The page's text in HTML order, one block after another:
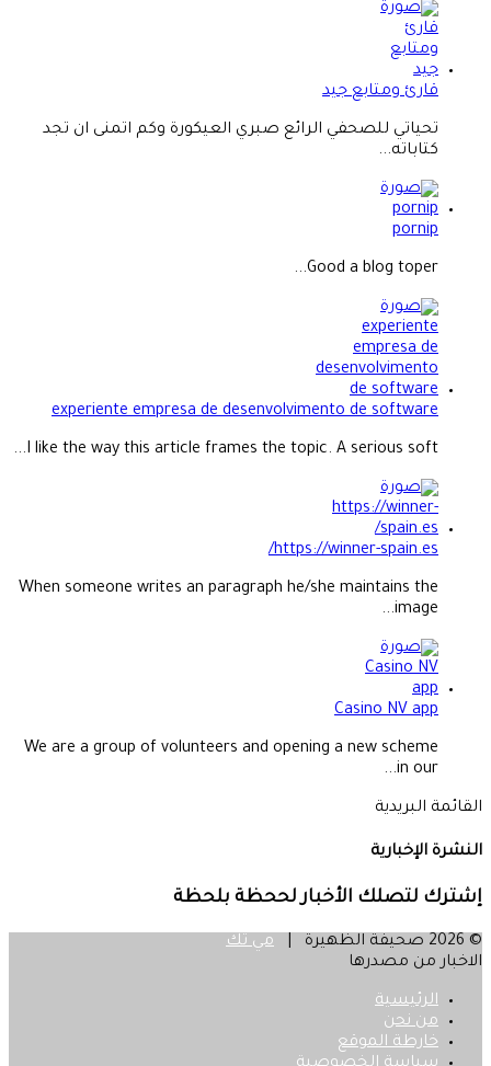
قارئ ومتابع جيد
تحياتي للصحفي الرائع صبري العيكورة وكم اتمنى ان تجد
كتاباته...
pornip
Good a blog toper...
experiente empresa de desenvolvimento de software
I like the way this article frames the topic. A serious soft...
https://winner-spain.es/
When someone writes an paragraph he/she maintains the
image...
Casino NV app
We are a group of volunteers and opening a new scheme
in our...
القائمة البريدية
النشرة الإخبارية
إشترك لتصلك الأخبار لححظة بلحظة
© 2026 صحيفة الظهيرة |
مي تك
الاخبار من مصدرها
الرئيسية
من نحن
خارطة الموقع